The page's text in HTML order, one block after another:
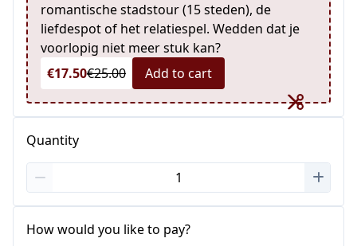
romantische stadstour (15 steden), de
liefdespot of het relatiespel. Wedden dat je
voorlopig niet meer stuk kan?
€17.50€25.00 Add to cart
Quantity
How would you like to pay?